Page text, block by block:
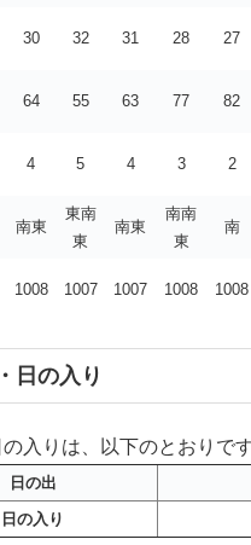
30 32 31 28 27
64 55 63 77 82
4 5 4 3 2
南東
東南
東
南東
南南
東
南
1008 1007 1007 1008 1008
日の入り
入りは、以下のとおりです
日の出
日の入り